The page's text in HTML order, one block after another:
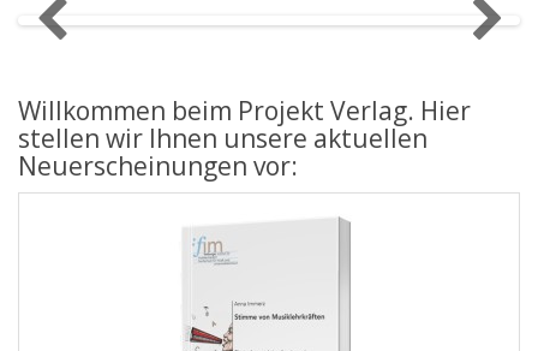
Willkommen beim Projekt Verlag. Hier
stellen wir Ihnen unsere aktuellen
Neuerscheinungen vor: